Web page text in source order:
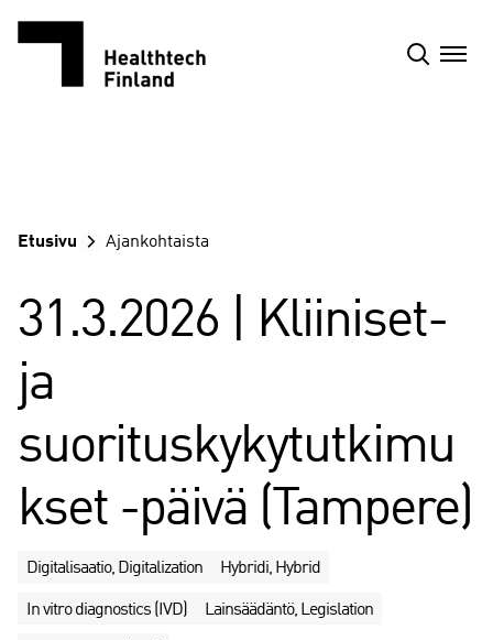
Etusivu Ajankohtaista
31.3.2026 | Kliiniset-
ja
suorituskykytutkimu
kset -päivä (Tampere)
Digitalisaatio, Digitalization Hybridi, Hybrid
In vitro diagnostics (IVD) Lainsäädäntö, Legislation